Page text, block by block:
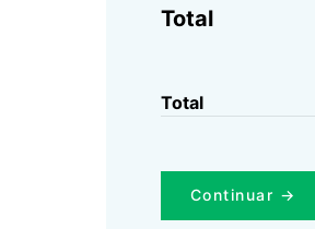
Total
Total
Continuar →